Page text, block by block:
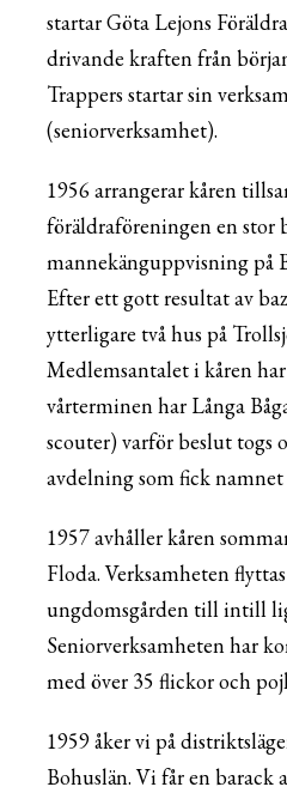
startar Göta Lejons
drivande kraften från
Trappers startar sin
(seniorverksamhet).
1956 arrangerar kåren
föräldraföreningen en stor
mannekänguppvisning på
Efter ett gott resultat av
ytterligare två hus på
Medlemsantalet i kåren
vårterminen har Långa
scouter) varför beslut togs
avdelning som fick namnet
1957 avhåller kåren
Floda. Verksamheten
ungdomsgården till intill
Seniorverksamheten har
med över 35 flickor och
1959 åker vi på
Bohuslän. Vi får en barack